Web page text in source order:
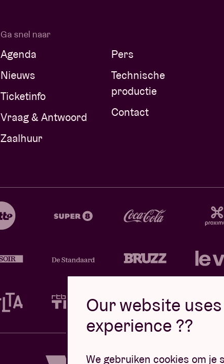
Ga snel naar
Agenda
Nieuws
Ticketinfo
Vraag & Antwoord
Zaalhuur
Pers
Technische
productie
Contact
Our website
experience ??
We gebruiken cookies om